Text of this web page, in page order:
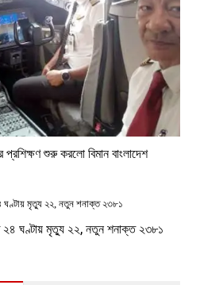
প্রশিক্ষণ শুরু করলো বিমান বাংলাদেশ
২৪ ঘণ্টায় মৃত্যু ২২, নতুন শনাক্ত ২৩৮১